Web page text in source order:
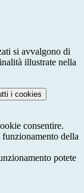
si avvalgono di
illustrate nella
i cookies
consentire.
della
potete